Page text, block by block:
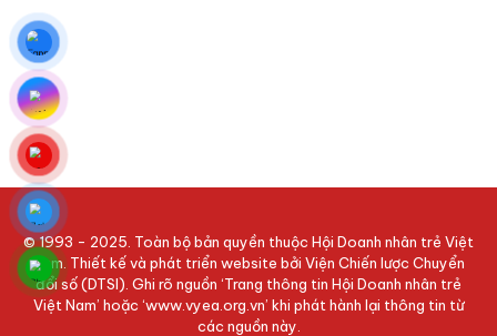
© 1993 - 2025. Toàn bộ bản quyền thuộc Hội Doanh nhân trẻ Việt
Nam. Thiết kế và phát triển website bởi Viện Chiến lược Chuyển
đổi số (DTSI). Ghi rõ nguồn ‘Trang thông tin Hội Doanh nhân trẻ
Việt Nam’ hoặc ‘www.vyea.org.vn’ khi phát hành lại thông tin từ
các nguồn này.